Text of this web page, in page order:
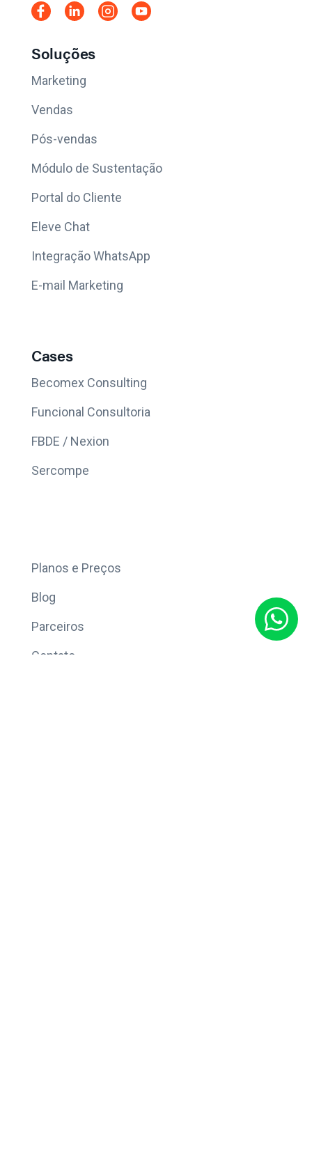
Soluções
Marketing
Vendas
Pós-vendas
Módulo de Sustentação
Portal do Cliente
Eleve Chat
Integração WhatsApp
E-mail Marketing
Cases
Becomex Consulting
Funcional Consultoria
FBDE / Nexion
Sercompe
Planos e Preços
Blog
Parceiros
Contato